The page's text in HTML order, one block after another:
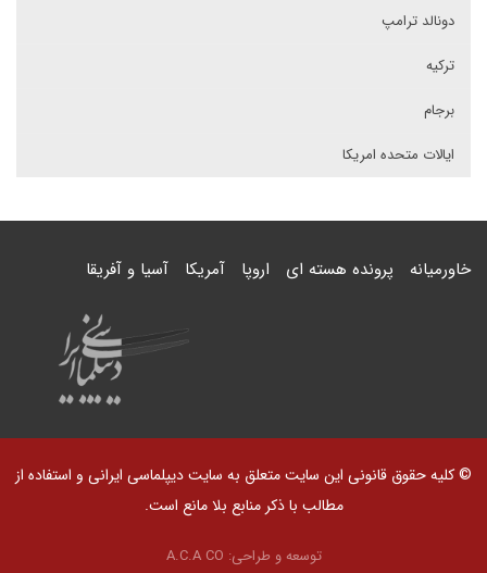
دونالد ترامپ
ترکیه
برجام
ایالات متحده امریکا
خاورمیانه پرونده هسته ای اروپا آمریکا آسیا و آفریقا
© کلیه حقوق قانونی این سایت متعلق به سایت دیپلماسی ایرانی و استفاده از
مطالب با ذکر منابع بلا مانع است.
توسعه و طراحی: A.C.A CO